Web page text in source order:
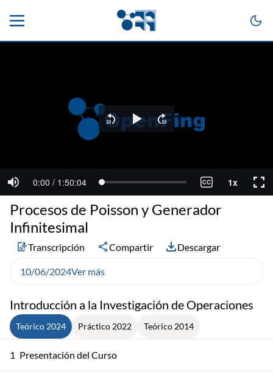
Introducción a la Investigación de Operaciones
Teórico 2024 Práctico 2022 Teórico 2014
1 Presentación del Curso
Procesos de Poisson y Generador
Infinitesimal
Transcripción Compartir Descargar
10/06/2024Ver más